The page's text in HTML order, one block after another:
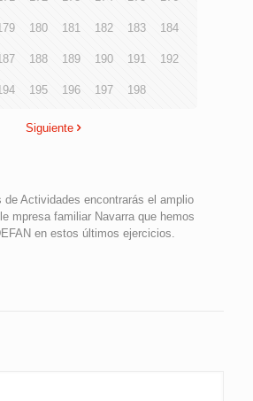
180 181 182 183 184
188 189 190 191 192
195 196 197 198
Siguiente
de Actividades encontrarás el amplio
mpresa familiar Navarra que hemos
en estos últimos ejercicios.